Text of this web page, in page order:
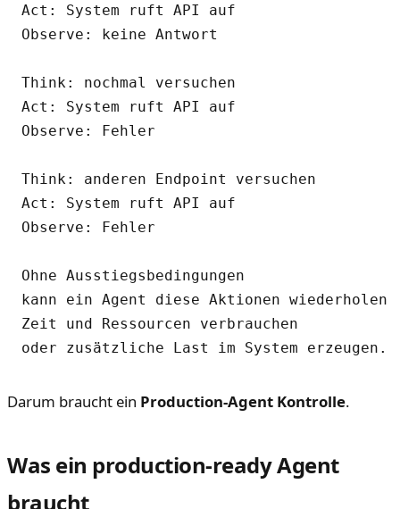
Act: System ruft API auf
Observe: keine Antwort
Think: nochmal versuchen
Act: System ruft API auf
Observe: Fehler
Think: anderen Endpoint versuchen
Act: System ruft API auf
Observe: Fehler
Ohne Ausstiegsbedingungen
kann ein Agent diese Aktionen wiederholen
Zeit und Ressourcen verbrauchen
Darum braucht ein Production-Agent Kontrolle.
Was ein production-ready Agent
braucht